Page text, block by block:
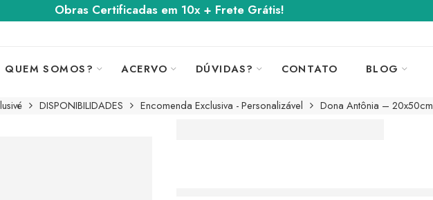
Obras Certificadas em 10x + Frete Grátis!
QUEM SOMOS? ACERVO DÚVIDAS? CONTATO BLOG
DISPONIBILIDADES Encomenda Exclusiva - Personalizável Dona Antônia – 20x50cm